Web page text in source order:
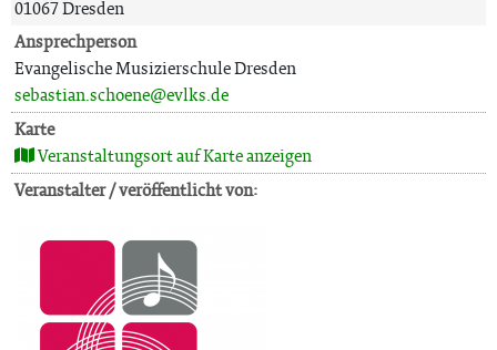
01067 Dresden
Ansprechperson
Evangelische Musizierschule Dresden
sebastian.schoene@evlks.de
Karte
Veranstaltungsort auf Karte anzeigen
Veranstalter / veröffentlicht von: